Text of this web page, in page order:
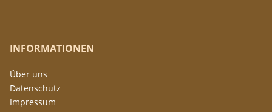
INFORMATIONEN
Über uns
Datenschutz
Impressum